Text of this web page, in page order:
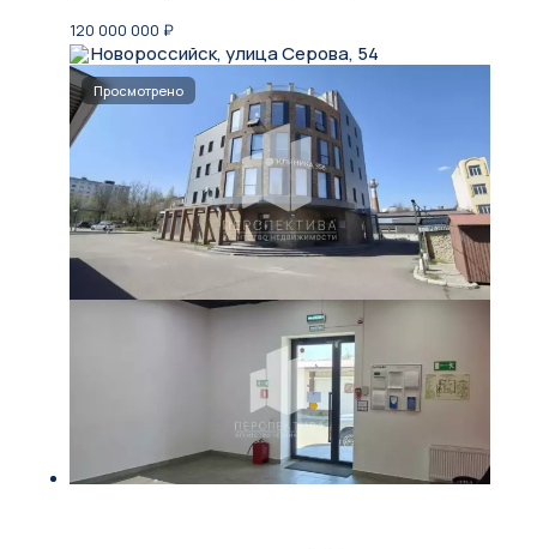
120 000 000 ₽
Новороссийск, улица Серова, 54